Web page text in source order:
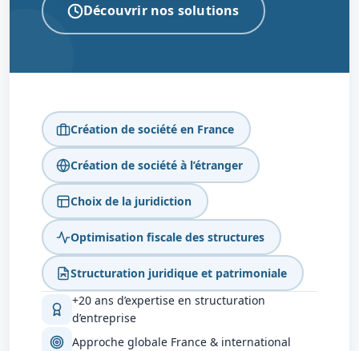
Découvrir nos solutions
Création de société en France
Création de société à l’étranger
Choix de la juridiction
Optimisation fiscale des structures
Structuration juridique et patrimoniale
+20 ans d’expertise en structuration
d’entreprise
Approche globale France & international